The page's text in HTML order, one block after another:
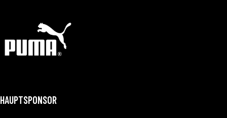
HAUPTSPONSOR